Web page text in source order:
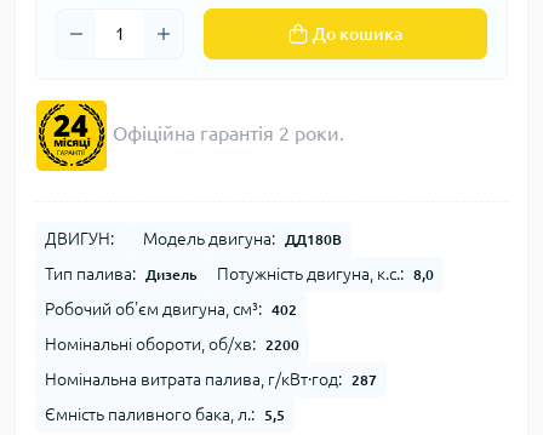
До кошика
Офіційна гарантія 2 роки.
ДВИГУН: Модель двигуна: ДД180В
Тип палива: Дизель Потужність двигуна, к.с.: 8,0
Робочий об'єм двигуна, см³: 402
Номінальні обороти, об/хв: 2200
Номінальна витрата палива, г/кВт∙год: 287
Ємність паливного бака, л.: 5,5